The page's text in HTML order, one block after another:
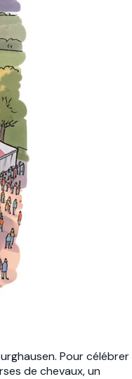
Pour célébrer
de chevaux, un